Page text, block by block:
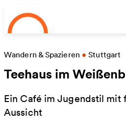
Zum Hauptinhalt springen
Wandern & Spazieren • Stuttgart
Teehaus im
Ein Café im Jugendstil mit
Aussicht